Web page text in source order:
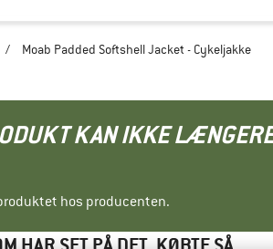
/ Moab Padded Softshell Jacket - Cykeljakke
KAN IKKE
hos producenten.